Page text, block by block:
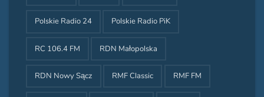
Polskie Radio 24 Polskie Radio PiK
RC 106.4 FM RDN Małopolska
RDN Nowy Sącz RMF Classic RMF FM